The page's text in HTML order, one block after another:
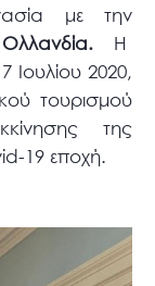
με την
Η
Ιουλίου 2020,
τουρισμού
της
19 εποχή.